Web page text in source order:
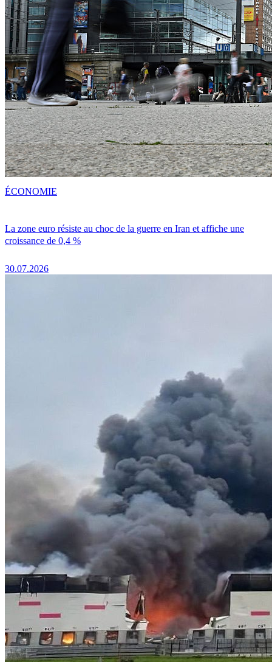
La zone euro résiste au choc de la guerre en Iran et affiche une
croissance de 0,4 %
30.07.2026
ÉCONOMIE